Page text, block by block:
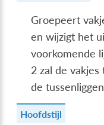
Groepeert
en wijzigt het
voorkomende
2 zal de
de
Hoofdstijl